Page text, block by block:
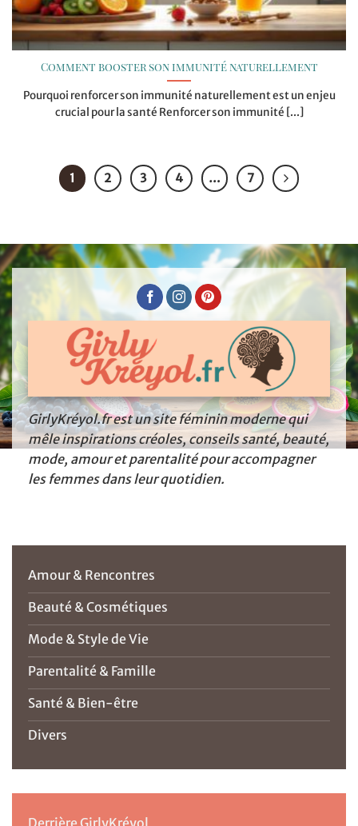
Comment booster son immunité naturellement
Pourquoi renforcer son immunité naturellement est un enjeu
crucial pour la santé Renforcer son immunité [...]
1 2 3 4 … 7
GirlyKréyol.fr est un site féminin moderne qui
mêle inspirations créoles, conseils santé, beauté,
mode, amour et parentalité pour accompagner
les femmes dans leur quotidien.
Amour & Rencontres
Beauté & Cosmétiques
Mode & Style de Vie
Parentalité & Famille
Santé & Bien-être
Divers